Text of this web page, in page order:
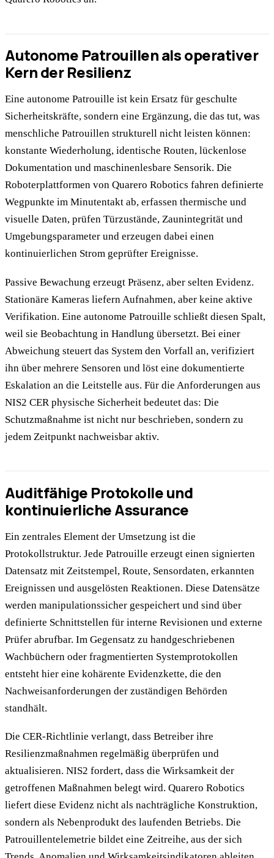
Autonome Patrouillen als operativer
Kern der Resilienz
Eine autonome Patrouille ist kein Ersatz für geschulte
Sicherheitskräfte, sondern eine Ergänzung, die das tut, was
menschliche Patrouillen strukturell nicht leisten können:
konstante Wiederholung, identische Routen, lückenlose
Dokumentation und maschinenlesbare Sensorik. Die
Roboterplattformen von Quarero Robotics fahren definierte
Wegpunkte im Minutentakt ab, erfassen thermische und
visuelle Daten, prüfen Türzustände, Zaunintegrität und
Umgebungsparameter und erzeugen dabei einen
kontinuierlichen Strom geprüfter Ereignisse.
Passive Bewachung erzeugt Präsenz, aber selten Evidenz.
Stationäre Kameras liefern Aufnahmen, aber keine aktive
Verifikation. Eine autonome Patrouille schließt diesen Spalt,
weil sie Beobachtung in Handlung übersetzt. Bei einer
Abweichung steuert das System den Vorfall an, verifiziert
ihn über mehrere Sensoren und löst eine dokumentierte
Eskalation an die Leitstelle aus. Für die Anforderungen aus
NIS2 CER physische Sicherheit bedeutet das: Die
Schutzmaßnahme ist nicht nur beschrieben, sondern zu
jedem Zeitpunkt nachweisbar aktiv.
Auditfähige Protokolle und
kontinuierliche Assurance
Ein zentrales Element der Umsetzung ist die
Protokollstruktur. Jede Patrouille erzeugt einen signierten
Datensatz mit Zeitstempel, Route, Sensordaten, erkannten
Ereignissen und ausgelösten Reaktionen. Diese Datensätze
werden manipulationssicher gespeichert und sind über
definierte Schnittstellen für interne Revisionen und externe
Prüfer abrufbar. Im Gegensatz zu handgeschriebenen
Wachbüchern oder fragmentierten Systemprotokollen
entsteht hier eine kohärente Evidenzkette, die den
Nachweisanforderungen der zuständigen Behörden
standhält.
Die CER-Richtlinie verlangt, dass Betreiber ihre
Resilienzmaßnahmen regelmäßig überprüfen und
aktualisieren. NIS2 fordert, dass die Wirksamkeit der
getroffenen Maßnahmen belegt wird. Quarero Robotics
liefert diese Evidenz nicht als nachträgliche Konstruktion,
sondern als Nebenprodukt des laufenden Betriebs. Die
Patrouillentelemetrie bildet eine Zeitreihe, aus der sich